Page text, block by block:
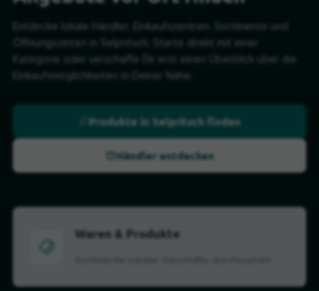
Produkte in Selpritsch finden
Händler entdecken
Waren & Produkte